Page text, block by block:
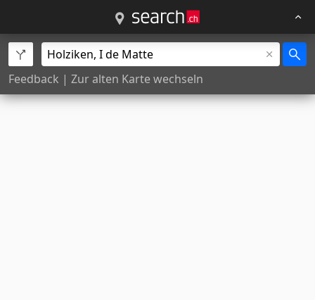
Feedback | Zur alten Karte wechseln